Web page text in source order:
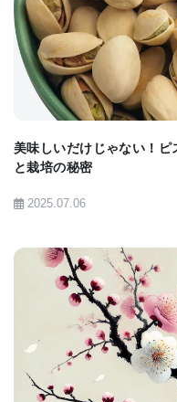
受精時における再メ
識と抑制を反映して
は推測する。“ナース
もまた、研究チーム
る。これらの同サイ
精子細胞内に保持さ
ドsiRNAとも関連し
れたものの反復性エ
につながる。
「植物は前の世代か
ができる理由のひと
美味しいだけじゃない！
と栽培の秘密
2025.07.06